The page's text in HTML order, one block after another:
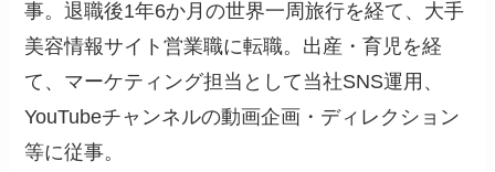
事。退職後1年6か月の世界一周旅行を経て、大手
美容情報サイト営業職に転職。出産・育児を経
て、マーケティング担当として当社SNS運用、
YouTubeチャンネルの動画企画・ディレクション
等に従事。